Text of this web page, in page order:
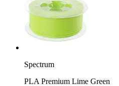
Spectrum
PLA Premium Lime Green